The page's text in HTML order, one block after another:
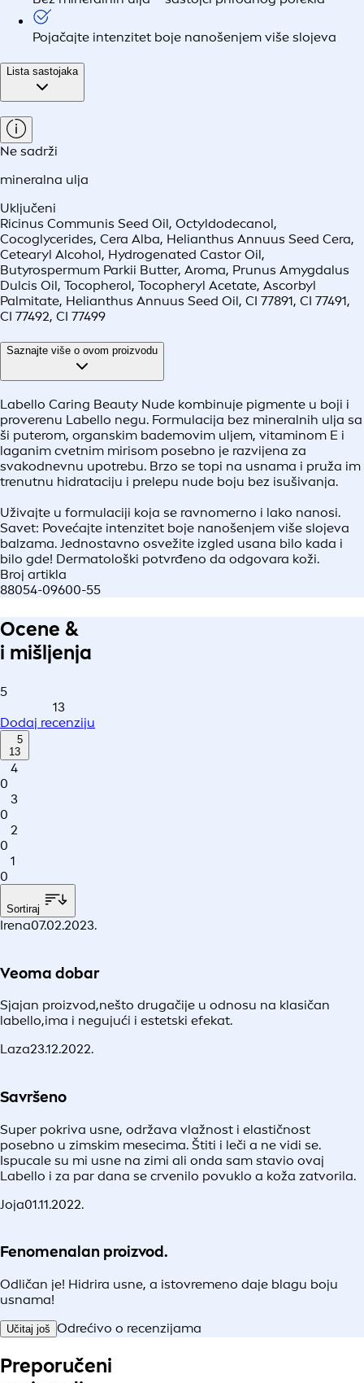
Pojačajte intenzitet boje nanošenjem više slojeva
Lista sastojaka
Ne sadrži
mineralna ulja
Uključeni
Ricinus Communis Seed Oil, Octyldodecanol,
Cocoglycerides, Cera Alba, Helianthus Annuus Seed Cera,
Cetearyl Alcohol, Hydrogenated Castor Oil,
Butyrospermum Parkii Butter, Aroma, Prunus Amygdalus
Dulcis Oil, Tocopherol, Tocopheryl Acetate, Ascorbyl
Palmitate, Helianthus Annuus Seed Oil, CI 77891, CI 77491,
CI 77492, CI 77499
Saznajte više o ovom proizvodu
Labello Caring Beauty Nude kombinuje pigmente u boji i
proverenu Labello negu. Formulacija bez mineralnih ulja sa
ši puterom, organskim bademovim uljem, vitaminom E i
laganim cvetnim mirisom posebno je razvijena za
svakodnevnu upotrebu. Brzo se topi na usnama i pruža im
trenutnu hidrataciju i prelepu nude boju bez isušivanja.
Uživajte u formulaciji koja se ravnomerno i lako nanosi.
Savet: Povećajte intenzitet boje nanošenjem više slojeva
balzama. Jednostavno osvežite izgled usana bilo kada i
bilo gde! Dermatološki potvrđeno da odgovara koži.
Broj artikla
88054-09600-55
Ocene &
i mišljenja
5
13
Dodaj recenziju
5
13
4
0
3
0
2
0
1
0
Sortiraj
Irena07.02.2023.
Veoma dobar
Sjajan proizvod,nešto drugačije u odnosu na klasičan
labello,ima i negujući i estetski efekat.
Laza23.12.2022.
Savršeno
Super pokriva usne, održava vlažnost i elastičnost
posebno u zimskim mesecima. Štiti i leči a ne vidi se.
Ispucale su mi usne na zimi ali onda sam stavio ovaj
Labello i za par dana se crvenilo povuklo a koža zatvorila.
Joja01.11.2022.
Fenomenalan proizvod.
Odličan je! Hidrira usne, a istovremeno daje blagu boju
usnama!
Učitaj još Odrećivo o recenzijama
Preporučeni